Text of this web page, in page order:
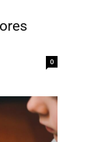
0